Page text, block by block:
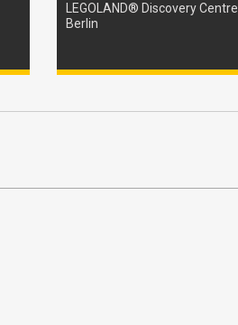
LEGOLAND® Discovery Centre
Berlin